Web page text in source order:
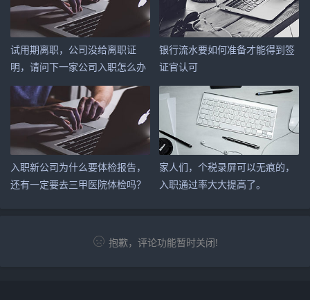
试用期离职，公司没给离职证
明，请问下一家公司入职怎么办
呢？
银行流水要如何准备才能得到签
证官认可
入职新公司为什么要体检报告，
还有一定要去三甲医院体检吗？
家人们，个税录屏可以无痕的，
入职通过率大大提高了。
抱歉，评论功能暂时关闭!